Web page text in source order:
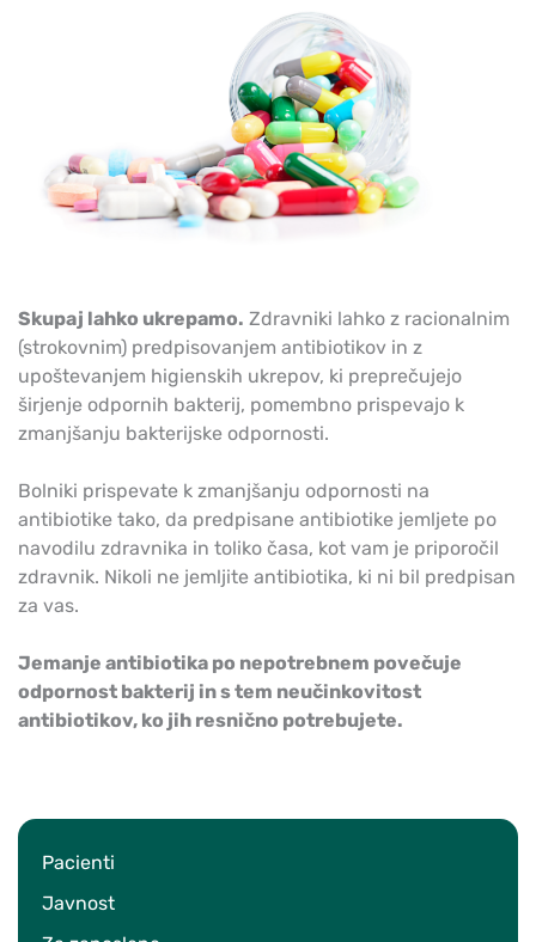
Pacienti
Javnost
Skupaj lahko ukrepamo. Zdravniki lahko z racionalnim
(strokovnim) predpisovanjem antibiotikov in z
upoštevanjem higienskih ukrepov, ki preprečujejo
širjenje odpornih bakterij, pomembno prispevajo k
zmanjšanju bakterijske odpornosti.
Bolniki prispevate k zmanjšanju odpornosti na
antibiotike tako, da predpisane antibiotike jemljete po
navodilu zdravnika in toliko časa, kot vam je priporočil
zdravnik. Nikoli ne jemljite antibiotika, ki ni bil predpisan
za vas.
Jemanje antibiotika po nepotrebnem povečuje
odpornost bakterij in s tem neučinkovitost
antibiotikov, ko jih resnično potrebujete.